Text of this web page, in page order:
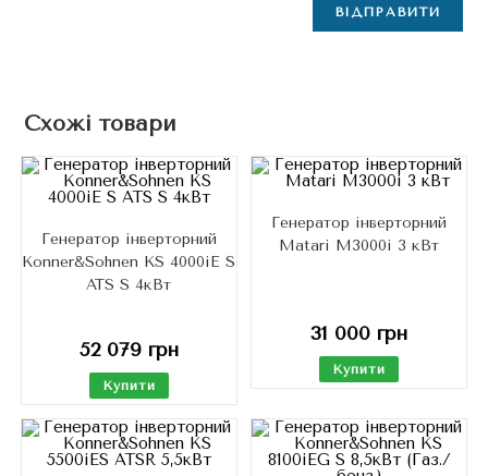
Схожі товари
Генератор інверторний
Konner&Sohnen KS 4000iE S
ATS S 4кВт
52 079грн
Купити
Генератор інверторний
Matari M3000i 3 кВт
31 000 грн
Купити